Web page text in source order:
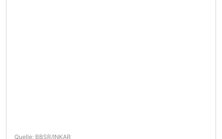
Quelle: BBSR/INKAR